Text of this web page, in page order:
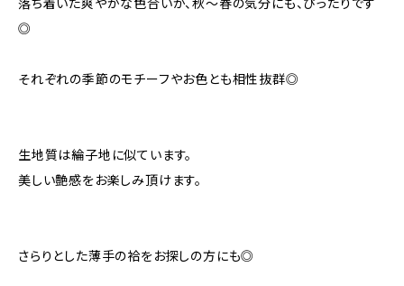
落ち着いた爽やかな色合いが、秋〜春の気分にも、ぴったりです
◎
それぞれの季節のモチーフやお色とも相性抜群◎
生地質は綸子地に似ています。
美しい艶感をお楽しみ頂けます。
さらりとした薄手の袷をお探しの方にも◎